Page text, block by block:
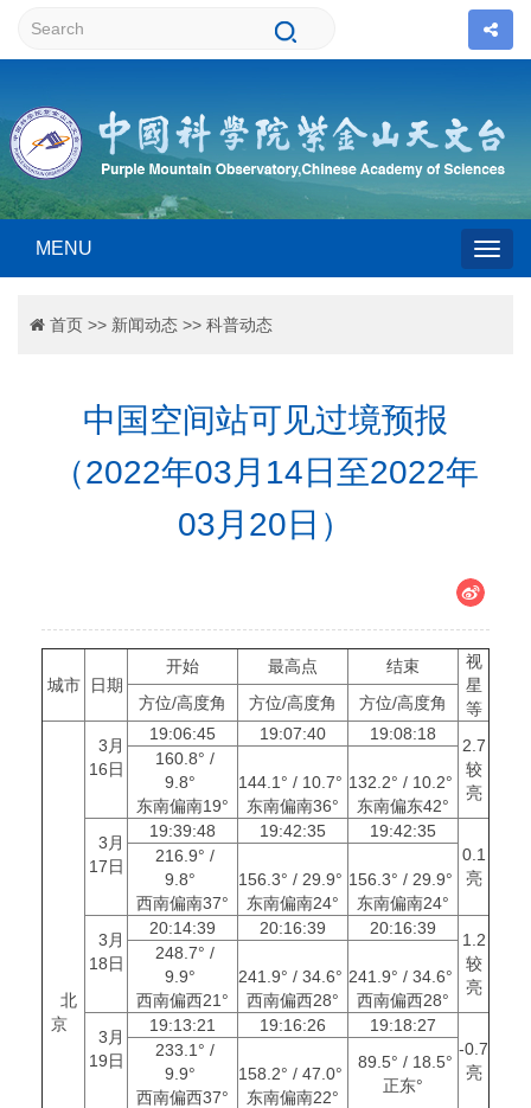
MENU
首页 >> 新闻动态 >> 科普动态
中国空间站可见过境预报
（2022年03月14日至2022年
03月20日）
城市 日期
开始 最高点 结束
视
星
等
方位/高度角 方位/高度角 方位/高度角
北
京
3月
16日
19:06:45 19:07:40 19:08:18
2.7
较
亮
160.8° /
9.8°
东南偏南19°
144.1° / 10.7°
东南偏南36°
132.2° / 10.2°
东南偏东42°
3月
17日
19:39:48 19:42:35
19:42:35
0.1
亮
216.9° /
9.8°
西南偏南37°
156.3° / 29.9°
东南偏南24°
156.3° / 29.9°
东南偏南24°
3月
18日
20:14:39 20:16:39 20:16:39
1.2
较
亮
248.7° /
9.9°
西南偏西21°
241.9° / 34.6°
西南偏西28°
241.9° / 34.6°
西南偏西28°
3月
19日
19:13:21 19:16:26
19:18:27
-0.7
亮
233.1° /
9.9°
西南偏西37°
158.2° / 47.0°
东南偏南22°
89.5° / 18.5°
正东°